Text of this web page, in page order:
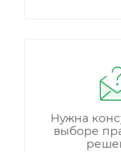
Нужна
выборе